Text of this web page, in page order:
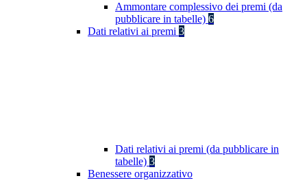
Ammontare complessivo dei premi (da
pubblicare in tabelle) 6
Dati relativi ai premi 3
Dati relativi ai premi (da pubblicare in
tabelle) 3
Benessere organizzativo